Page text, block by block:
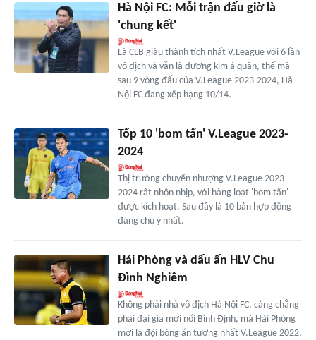
Hà Nội FC: Mỗi trận đấu giờ là
'chung kết'
Là CLB giàu thành tích nhất V.League với 6 lần
vô địch và vẫn là đương kim á quân, thế mà
sau 9 vòng đấu của V.League 2023-2024, Hà
Nội FC đang xếp hạng 10/14.
Tốp 10 'bom tấn' V.League 2023-
2024
Thị trường chuyển nhượng V.League 2023-
2024 rất nhộn nhịp, với hàng loạt 'bom tấn'
được kích hoạt. Sau đây là 10 bản hợp đồng
đáng chú ý nhất.
Hải Phòng và dấu ấn HLV Chu
Đình Nghiêm
Không phải nhà vô địch Hà Nội FC, càng chẳng
phải đại gia mới nổi Bình Định, mà Hải Phòng
mới là đội bóng ấn tượng nhất V.League 2022.